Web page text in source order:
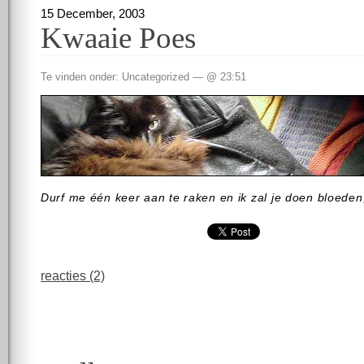
15 December, 2003
Kwaaie Poes
Te vinden onder: Uncategorized — @ 23:51
Durf me één keer aan te raken en ik zal je doen
reacties (2)